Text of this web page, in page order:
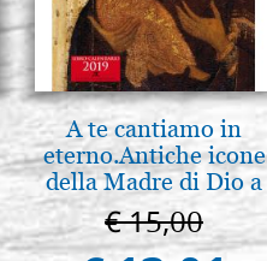
A te cantiamo in
eterno.Antiche icone
della Madre di Dio a
Vladimir e Suzdal
(libro-cal. 2019))
€ 15,00